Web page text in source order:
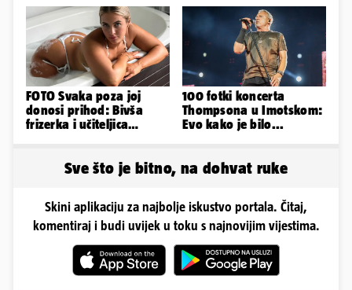
starijeg
FOTO Svaka poza joj
donosi prihod: Bivša
frizerka i učiteljica
100 fotki koncerta
Thompsona u Imotskom:
Evo kako je bilo...
Sve što je bitno, na dohvat ruke
Skini aplikaciju za najbolje iskustvo portala. Čitaj,
komentiraj i budi uvijek u toku s najnovijim vijestima.